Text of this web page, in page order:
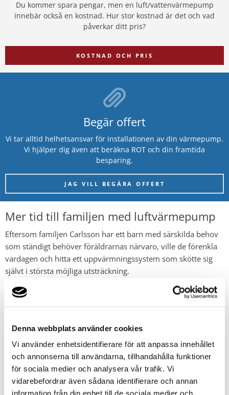
Denna webbplats använder cookies
Vi använder enhetsidentifierare för att anpassa innehållet
och annonserna till användarna, tillhandahålla funktioner
för sociala medier och analysera vår trafik. Vi
vidarebefordrar även sådana identifierare och annan
information från din enhet till de sociala medier och
Du kommer spara pengar, men en luft/vattenvärmepump
innebär också en kostnad. Hur stor kostnad är det och vad
påverkar ditt pris?
KOSTNAD OCH PRIS
Begär offert
Vi tar alltid helhetsansvar för installationen av din värmepump.
Vi hjälper dig även att beräkna ROT och din framtida
besparing.
JAG VILL BEGÄRA OFFERT
Mer tid till familjen med luftvärmepump
Eftersom familjen Carlsson har ett barn med särskilda behov
som ständigt behöver föräldrarnas närvaro, ville de förenkla
vardagen och hitta ett uppvärmningssystem som skötte sig
självt i största möjliga utsträckning.
Pannan sjöng på sista versen och pelletsbrännaren krävde för
med familjen uppe i huset, istället för att hålla till i
pannrummet i källaren.
KUNDREFERENSER: LUFT/VATTEN-VÄRMEPUMP